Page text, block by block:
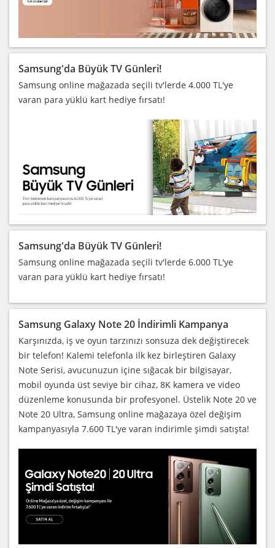
Samsung'da Büyük TV Günleri!
Samsung online mağazada seçili tv'lerde 4.000 TL'ye
varan para yüklü kart hediye fırsatı!
Samsung'da Büyük TV Günleri!
Samsung online mağazada seçili tv'lerde 6.000 TL'ye
varan para yüklü kart hediye fırsatı!
Samsung Galaxy Note 20 İndirimli Kampanya
Karşınızda, iş ve oyun tarzınızı sonsuza dek değiştirecek
bir telefon! Kalemi telefonla ilk kez birleştiren Galaxy
Note Serisi, avucunuzun içine sığacak bir bilgisayar,
mobil oyunda üst seviye bir cihaz, 8K kamera ve video
düzenleme konusunda bir profesyonel. Üstelik Note 20 ve
Note 20 Ultra, Samsung online mağazaya özel değişim
kampanyasıyla 7.600 TL'ye varan indirimle şimdi satışta!